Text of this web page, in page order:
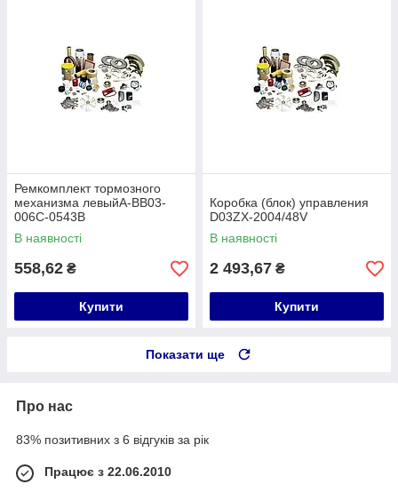
Ремкомплект тормозного
механизма левыйA-BB03-
006C-0543B
В наявності
558,62 ₴
Купити
Коробка (блок) управления
D03ZX-2004/48V
В наявності
2 493,67 ₴
Купити
Показати ще
Про нас
83% позитивних з 6 відгуків за рік
Працює з 22.06.2010